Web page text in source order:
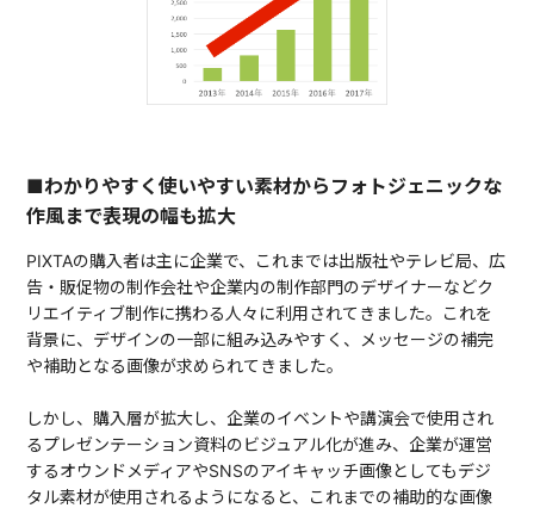
■わかりやすく使いやすい素材からフォトジェニックな
作風まで表現の幅も拡大
PIXTAの購入者は主に企業で、これまでは出版社やテレビ局、広
告・販促物の制作会社や企業内の制作部門のデザイナーなどク
リエイティブ制作に携わる人々に利用されてきました。これを
背景に、デザインの一部に組み込みやすく、メッセージの補完
や補助となる画像が求められてきました。
しかし、購入層が拡大し、企業のイベントや講演会で使用され
るプレゼンテーション資料のビジュアル化が進み、企業が運営
するオウンドメディアやSNSのアイキャッチ画像としてもデジ
タル素材が使用されるようになると、これまでの補助的な画像